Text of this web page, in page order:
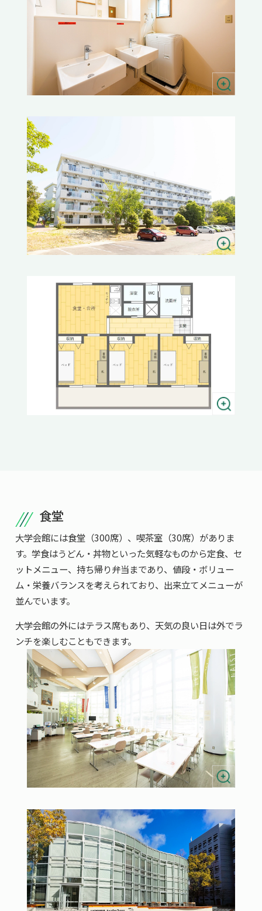
食堂
大学会館には食堂（300席）、喫茶室（30席）がありま
す。学食はうどん・丼物といった気軽なものから定食、セ
ットメニュー、持ち帰り弁当まであり、値段・ボリュー
ム・栄養バランスを考えられており、出来立てメニューが
並んでいます。
大学会館の外にはテラス席もあり、天気の良い日は外でラ
ンチを楽しむこともできます。